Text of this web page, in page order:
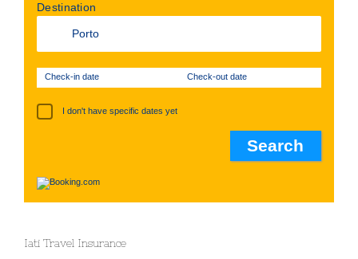
Destination
Check-in date Check-out date
I don't have specific dates yet
Iati Travel Insurance